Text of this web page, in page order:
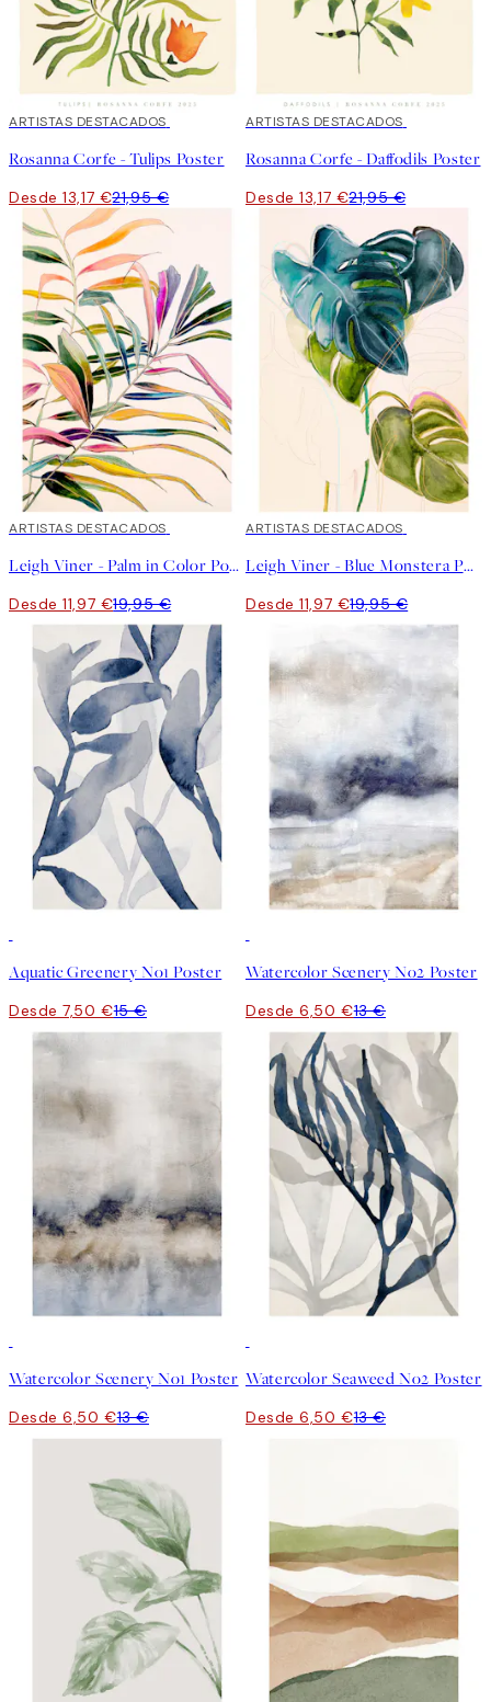
40%*
ARTISTAS DESTACADOS
Rosanna Corfe - Tulips Poster
Desde 13,17 €21,95 €
40%*
ARTISTAS DESTACADOS
Rosanna Corfe - Daffodils Poster
Desde 13,17 €21,95 €
40%*
ARTISTAS DESTACADOS
Leigh Viner - Palm in Color Poster
Desde 11,97 €19,95 €
40%*
ARTISTAS DESTACADOS
Leigh Viner - Blue Monstera Poster
Desde 11,97 €19,95 €
Aquatic Greenery No1 Poster
Desde 7,50 €15 €
Watercolor Scenery No2 Poster
Desde 6,50 €13 €
Watercolor Scenery No1 Poster
Desde 6,50 €13 €
Watercolor Seaweed No2 Poster
Desde 6,50 €13 €